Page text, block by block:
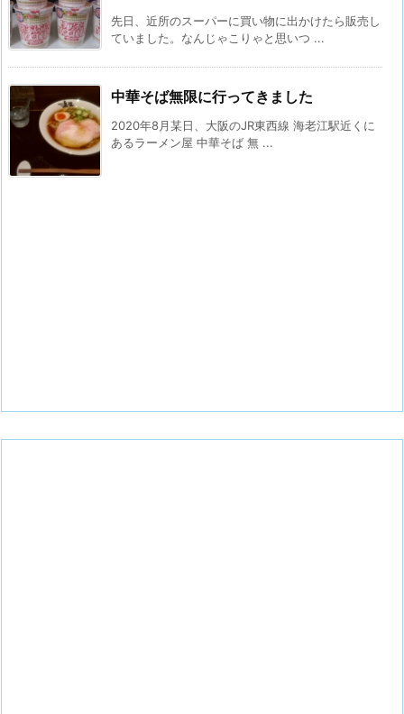
先日、近所のスーパーに買い物に出かけたら販売し
ていました。なんじゃこりゃと思いつ ...
中華そば無限に行ってきました
2020年8月某日、大阪のJR東西線 海老江駅近くに
あるラーメン屋 中華そば 無 ...